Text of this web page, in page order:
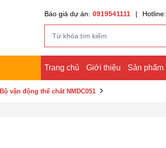
Báo giá dự án: 0919541111 | Hotline:
Trang chủ Giới thiệu Sản phẩm
Bộ vận động thể chất NMDC051